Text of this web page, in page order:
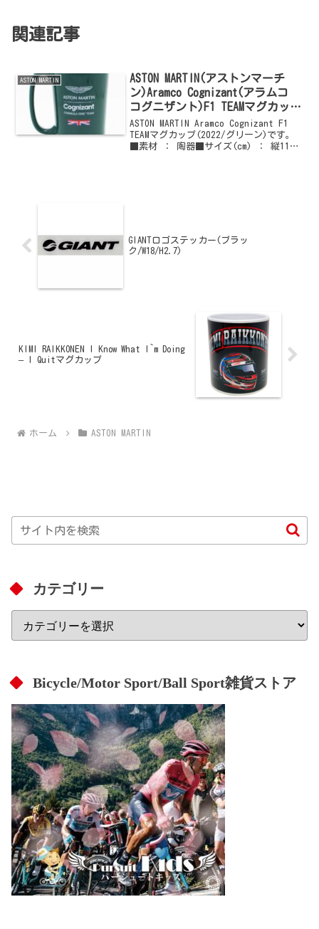
関連記事
ASTON MARTIN
ASTON MARTIN(アストンマーチ
ン)Aramco Cognizant(アラムコ
コグニザント)F1 TEAMマグカップ
(2022/グリーン)
ASTON MARTIN Aramco Cognizant F1
TEAMマグカップ(2022/グリーン)です。
■素材 ： 陶器■サイズ(cm) ： 縦11.5
GIANTロゴステッカー(ブラッ
ク/W18/H2.7)
KIMI RAIKKONEN I Know What I`m Doing
– I Quitマグカップ
ホーム ASTON MARTIN
カテゴリー
Bicycle/Motor Sport/Ball Sport雑貨ストア